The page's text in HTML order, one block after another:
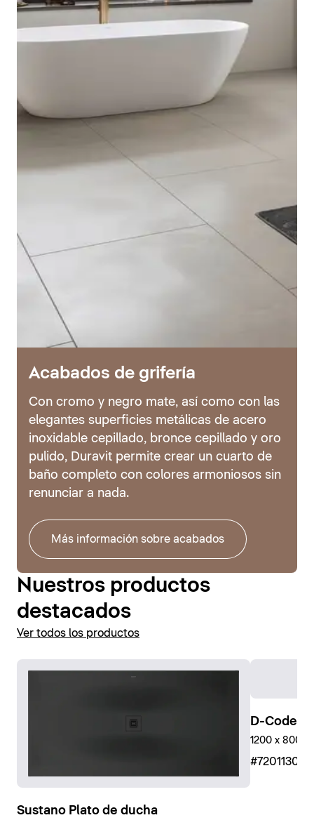
Acabados de grifería
Con cromo y negro mate, así como con las
elegantes superficies metálicas de acero
inoxidable cepillado, bronce cepillado y oro
pulido, Duravit permite crear un cuarto de
baño completo con colores armoniosos sin
renunciar a nada.
Más información sobre acabados
Nuestros productos
destacados
Ver todos los productos
Sustano Plato de ducha
D-Code
1200 x 800